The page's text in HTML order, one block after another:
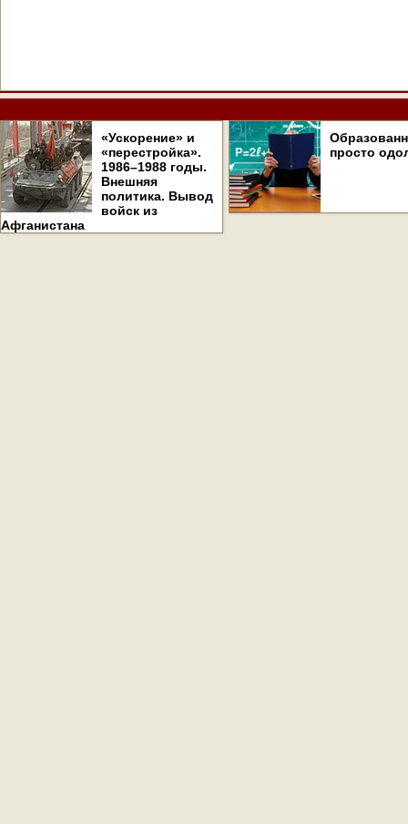
«Ускорение» и
«перестройка».
1986–1988 годы.
Внешняя
политика. Вывод
войск из
Афганистана
просто